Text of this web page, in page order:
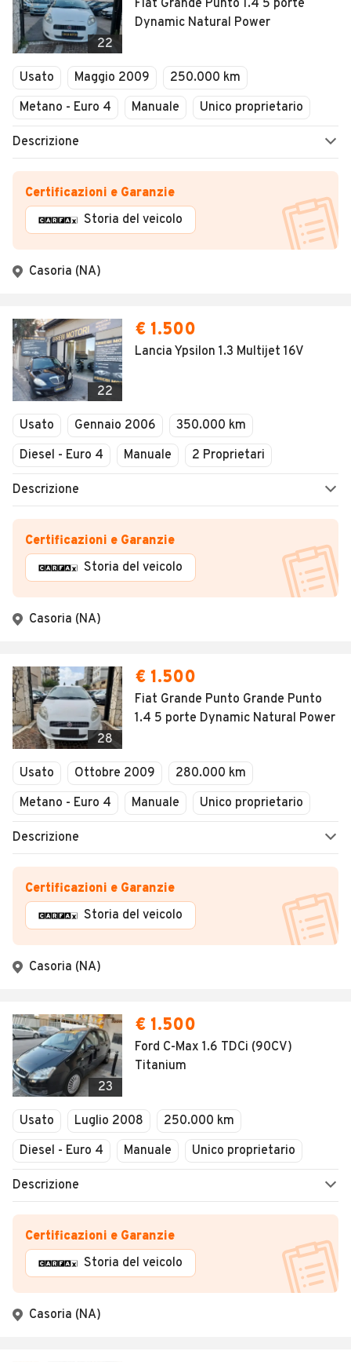
22
Fiat Grande Punto 1.4 5 porte
Dynamic Natural Power
Usato Maggio 2009
250.000 km
Metano - Euro 4
Manuale Unico proprietario
Descrizione
Certificazioni e Garanzie
Storia del veicolo
Casoria (NA)
22
€ 1.500
Lancia Ypsilon 1.3 Multijet 16V
Usato Gennaio 2006
350.000 km
Diesel - Euro 4
Manuale 2 Proprietari
Descrizione
Certificazioni e Garanzie
Storia del veicolo
Casoria (NA)
28
€ 1.500
Fiat Grande Punto Grande Punto
1.4 5 porte Dynamic Natural Power
Usato Ottobre 2009
280.000 km
Metano - Euro 4
Manuale Unico proprietario
Descrizione
Certificazioni e Garanzie
Storia del veicolo
Casoria (NA)
23
€ 1.500
Ford C-Max 1.6 TDCi (90CV)
Titanium
Usato Luglio 2008
250.000 km
Diesel - Euro 4
Manuale Unico proprietario
Descrizione
Certificazioni e Garanzie
Storia del veicolo
Casoria (NA)